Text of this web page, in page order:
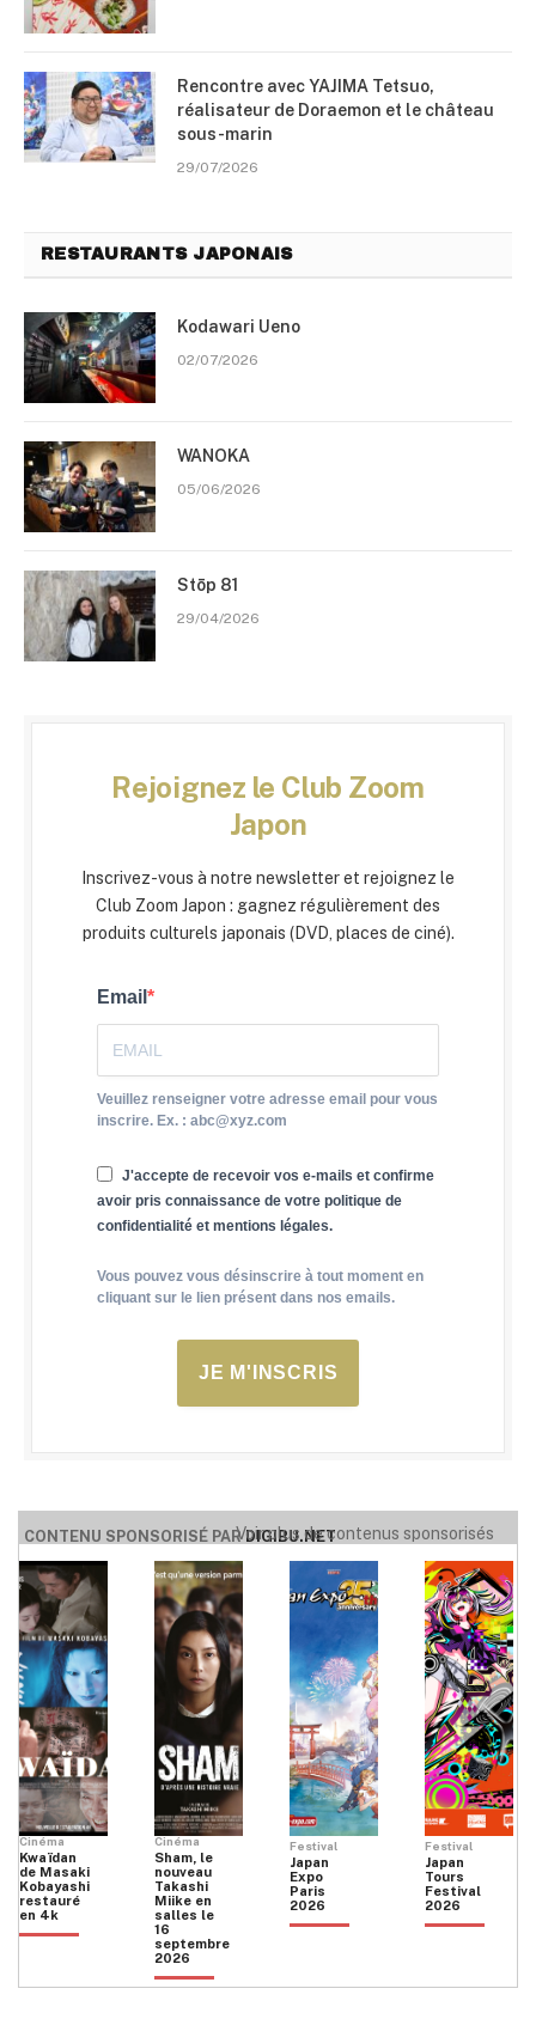
Rencontre avec YAJIMA Tetsuo,
réalisateur de Doraemon et le château
sous-marin
29/07/2026
RESTAURANTS JAPONAIS
Kodawari Ueno
02/07/2026
WANOKA
05/06/2026
Stōp 81
29/04/2026
Rejoignez le Club Zoom
Japon
Inscrivez-vous à notre newsletter et rejoignez le
Club Zoom Japon : gagnez régulièrement des
produits culturels japonais (DVD, places de ciné).
Email
Veuillez renseigner votre adresse email pour vous
inscrire. Ex. : abc@xyz.com
J'accepte de recevoir vos e-mails et confirme
avoir pris connaissance de votre politique de
confidentialité et mentions légales.
Vous pouvez vous désinscrire à tout moment en
cliquant sur le lien présent dans nos emails.
JE M'INSCRIS
CONTENU SPONSORISÉ PARDIGIBU.NET
Voir plus de contenus sponsorisés
Cinéma
Kwaïdan
de Masaki
Kobayashi
restauré
en 4k
Cinéma
Sham, le
nouveau
Takashi
Miike en
salles le
16
septembre
2026
Festival
Japan
Expo
Paris
2026
Festival
Japan
Tours
Festival
2026